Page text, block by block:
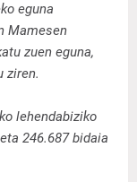
eguna
Mamesen
zuen eguna,
ziren.
lehendabiziko
246.687 bidaia